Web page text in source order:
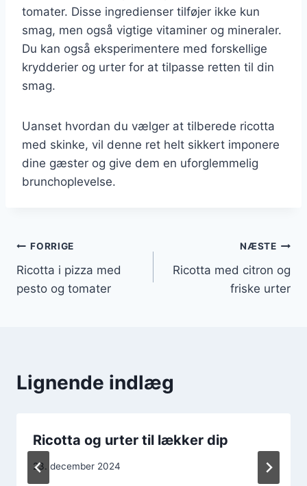
tomater. Disse ingredienser tilføjer ikke kun
smag, men også vigtige vitaminer og mineraler.
Du kan også eksperimentere med forskellige
krydderier og urter for at tilpasse retten til din
smag.
Uanset hvordan du vælger at tilberede ricotta
med skinke, vil denne ret helt sikkert imponere
dine gæster og give dem en uforglemmelig
brunchoplevelse.
Indlægsnavigation
FORRIGE
Ricotta i pizza med
pesto og tomater
NÆSTE
Ricotta med citron og
friske urter
Lignende indlæg
Ricotta og urter til lækker dip
23. december 2024